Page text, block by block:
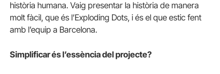
història humana. Vaig presentar la història de manera
molt fàcil, que és l’Exploding Dots, i és el que estic fent
amb l’equip a Barcelona.
Simplificar és l’essència del projecte?